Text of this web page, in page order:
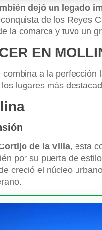
dejó un legado
de los Reyes
la comarca y tuvo un
EN
a la
lugares más
de la Villa, esta
por su puerta de
creció el núcleo